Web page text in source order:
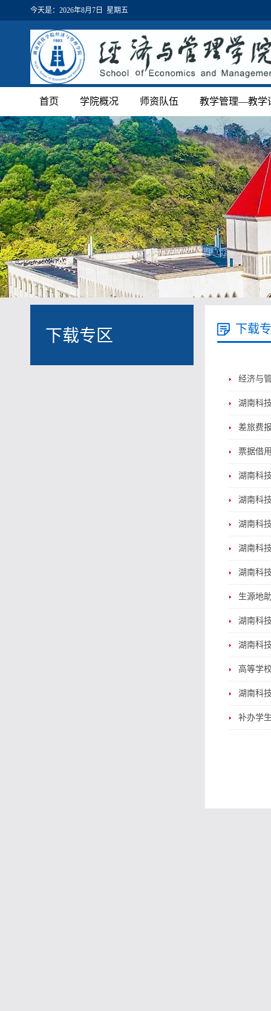
今天是： 2026年8月7日 星期五
首页 学院概况 师资队伍 教学管理—教学
下载专区 下载
经济与
湖南科
差旅费
票据借
湖南科
湖南科
湖南科
湖南科
湖南科
生源地
湖南科
湖南科
高等学
湖南科
补办学